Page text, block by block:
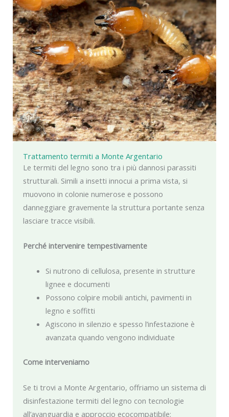
Trattamento termiti a Monte Argentario
Le termiti del legno sono tra i più dannosi parassiti
strutturali. Simili a insetti innocui a prima vista, si
muovono in colonie numerose e possono
danneggiare gravemente la struttura portante senza
lasciare tracce visibili.
Perché intervenire tempestivamente
Si nutrono di cellulosa, presente in strutture
lignee e documenti
Possono colpire mobili antichi, pavimenti in
legno e soffitti
Agiscono in silenzio e spesso l’infestazione è
avanzata quando vengono individuate
Come interveniamo
Se ti trovi a Monte Argentario, offriamo un sistema di
disinfestazione termiti del legno con tecnologie
all’avanguardia e approccio ecocompatibile: